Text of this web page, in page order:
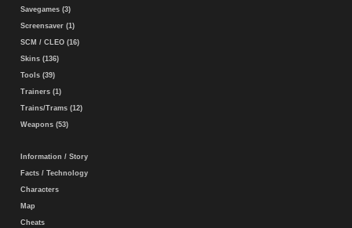
Savegames (3)
Screensaver (1)
SCM / CLEO (16)
Skins (136)
Tools (39)
Trainers (1)
Trains/Trams (12)
Weapons (53)
Information / Story
Facts / Technology
Characters
Map
Cheats